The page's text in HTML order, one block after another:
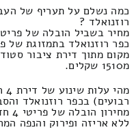
כמה נשלם על תעריף של
רוזנואלד ?
מחיר בשביל הובלה של
כפר רוזנואלד בתמזוגת של
מ1510 שקלים.
רבועים) בכפר רוזנואלד
ללא אריזה ופירוק והנפה המחיר זה 3470